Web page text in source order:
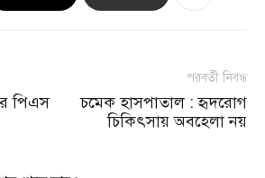
পিএস
পরবর্তী নিবন্ধ
চমেক হাসপাতাল : হৃদরোগ
চিকিৎসায় অবহেলা নয়